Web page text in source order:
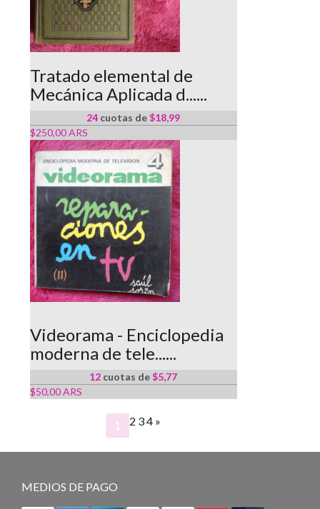
Tratado elemental de
Mecánica Aplicada d......
24 cuotas de$18,99
$250,00 ARS
Videorama - Enciclopedia
moderna de tele......
12 cuotas de$5,77
$50,00 ARS
1 2 34 »
MEDIOS DE PAGO